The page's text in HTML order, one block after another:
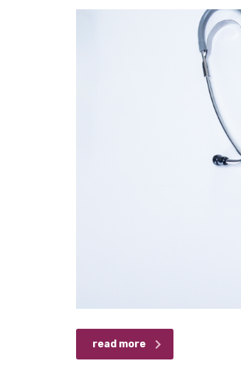
read more